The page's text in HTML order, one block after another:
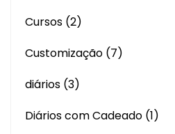
Cursos (2)
Customização (7)
diários (3)
Diários com Cadeado (1)